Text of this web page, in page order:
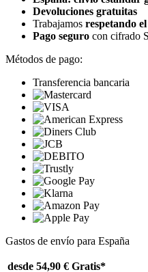
Devoluciones gratuitas
Trabajamos respetando
Pago seguro con cifrado
Métodos de pago:
Transferencia bancaria
Gastos de envío para España
desde 54,90 € Gratis*